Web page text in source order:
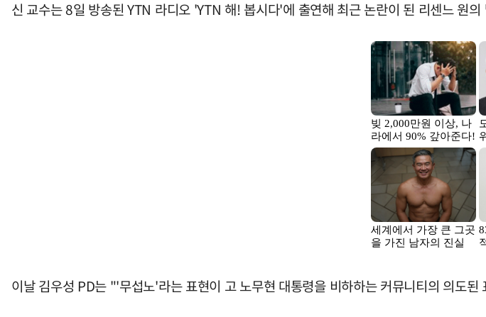
신 교수는 8일 방송된 YTN 라디오 'YTN 해! 봅시다'에 출연해 최근 논란이 된 리센느 원
이날 김우성 PD는 "'무섭노'라는 표현이 고 노무현 대통령을 비하하는 커뮤니티의 의도